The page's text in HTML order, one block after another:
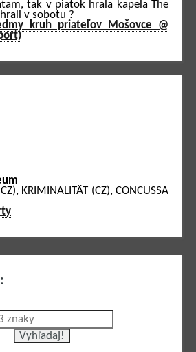
tak v piatok hrala kapela The
v sobotu ?
kruh priateľov Mošovce @
KRIMINALITÄT (CZ), CONCUSSA